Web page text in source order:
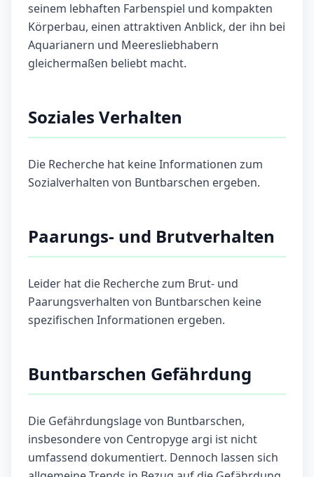
seinem lebhaften Farbenspiel und kompakten
Körperbau, einen attraktiven Anblick, der ihn bei
Aquarianern und Meeresliebhabern
gleichermaßen beliebt macht.
Soziales Verhalten
Die Recherche hat keine Informationen zum
Sozialverhalten von Buntbarschen ergeben.
Paarungs- und Brutverhalten
Leider hat die Recherche zum Brut- und
Paarungsverhalten von Buntbarschen keine
spezifischen Informationen ergeben.
Buntbarschen Gefährdung
Die Gefährdungslage von Buntbarschen,
insbesondere von Centropyge argi ist nicht
umfassend dokumentiert. Dennoch lassen sich